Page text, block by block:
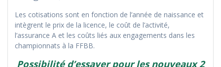
Les cotisations sont en fonction de l’année de naissance et
intègrent le prix de la licence, le coût de l’activité,
l’assurance A et les coûts liés aux engagements dans les
championnats à la FFBB.
Possibilité d’essayer pour les nouveaux 2